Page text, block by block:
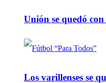
Unión se quedó
Los varillenses se